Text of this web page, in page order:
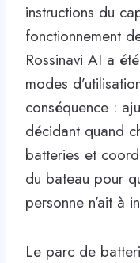
instructions du
fonctionnement
Rossinavi AI a
modes
conséquence :
décidant quand
batteries et
du bateau pour
personne n’ait à
Le parc de